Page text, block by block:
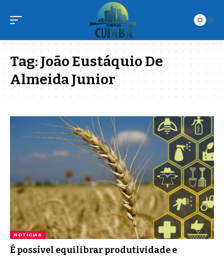
Tag:João Eustáquio De
Almeida Junior
NOTÍCIAS
É possível equilibrar produtividade e